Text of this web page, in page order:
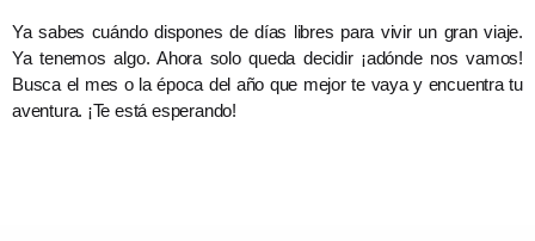
Ya sabes cuándo dispones de días libres para vivir un gran viaje.
Ya tenemos algo. Ahora solo queda decidir ¡adónde nos vamos!
Busca el mes o la época del año que mejor te vaya y encuentra tu
aventura. ¡Te está esperando!